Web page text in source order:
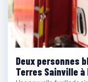
Deux personnes
Terres Sainville